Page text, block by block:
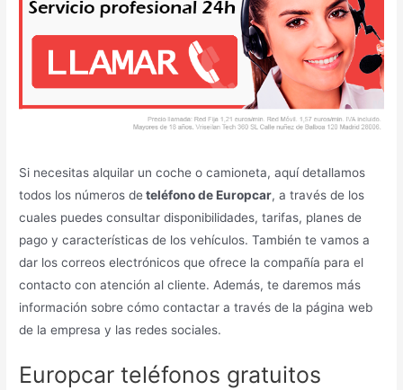
Si necesitas alquilar un coche o camioneta, aquí detallamos
todos los números deteléfono de Europcar, a través de los
cuales puedes consultar disponibilidades, tarifas, planes de
pago y características de los vehículos. También te vamos a
dar los correos electrónicos que ofrece la compañía para el
contacto con atención al cliente. Además, te daremos más
información sobre cómo contactar a través de la página web
de la empresa y las redes sociales.
Europcar teléfonos gratuitos